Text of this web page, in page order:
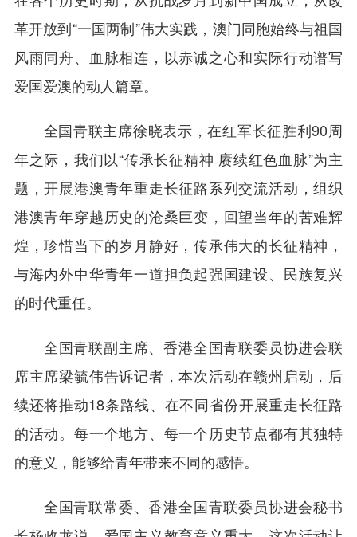
革开放到“一国两制”伟大实践，澳门同胞始终与祖国
风雨同舟、血脉相连，以赤诚之心和实际行动谱写
爱国爱澳的动人篇章。
全国青联主席徐晓表示，在红军长征胜利90周
年之际，我们以“传承长征精神 赓续红色血脉”为主
题，开展港澳青年重走长征路系列交流活动，组织
港澳青年穿越历史的沧桑巨变，回望当年的苦难辉
煌，珍惜当下的岁月静好，传承伟大的长征精神，
与海内外中华青年一道担负起强国建设、民族复兴
的时代重任。
全国青联副主席、香港全国青联委员协进会联
席主席梁毓伟告诉记者，本次活动在赣州启动，后
续还将推动18条路线、在不同省份开展重走长征路
的活动。每一个地方、每一个历史节点都有其独特
的意义，能够给青年带来不同的感悟。
全国青联常委、香港全国青联委员协进会秘书